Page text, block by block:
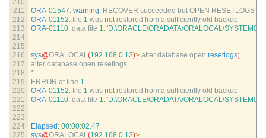
210
211
212
213
214
215
216
217
218
219
220
221
222
223
224
225
ORA-01547: warning: RECOVER succeeded but OPEN RESETLOGS
ORA-01152: file 1 was not restored from a sufficiently old backup
ORA-01110: data file 1:
sys@ORALOCAL(192.168.0.12)> alter database open resetlogs;
alter database open resetlogs
*
ERROR at line 1:
ORA-01152: file 1 was not restored from a sufficiently old backup
ORA-01110: data file 1:
Elapsed : 00:00:02.47
sys@ORALOCAL(192.168.0.12)>